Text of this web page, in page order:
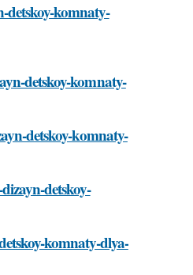
detskoy-komnaty-
detskoy-komnaty-
detskoy-komnaty-
detskoy-
komnaty-dlya-